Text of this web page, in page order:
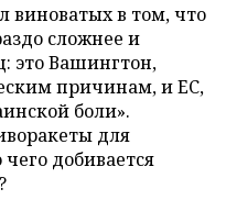
в том, что
сложнее и
это Вашингтон,
причинам, и ЕС,
боли».
для
добивается